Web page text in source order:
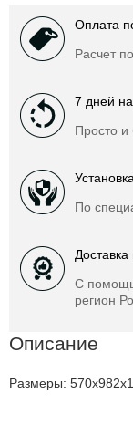
Оплата
Расчет
7 дней
Просто и
Установка
По
С
регион
Описание
Размеры: